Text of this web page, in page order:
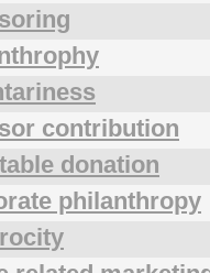
contribution
donation
philanthropy